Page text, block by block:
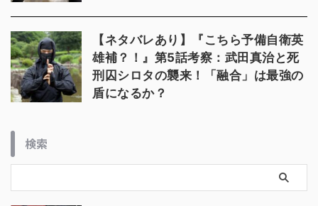
【ネタバレあり】『こちら予備自衛英
雄補？！』第5話考察：武田真治と死
刑囚シロタの襲来！「融合」は最強の
盾になるか？
検索